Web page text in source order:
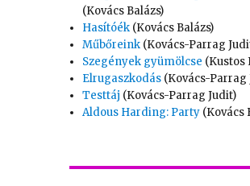
(Kovács Balázs)
Hasítóék (Kovács Balázs)
Műbőreink (Kovács-Parrag
Szegények gyümölcse (Kustos
Elrugaszkodás (Kovács-Parrag
Testtáj (Kovács-Parrag Judit)
Aldous Harding: Party (Kovács